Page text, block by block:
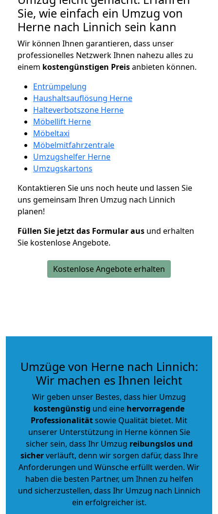
Sie, wie einfach ein Umzug von
Herne nach Linnich sein kann
Wir können Ihnen garantieren, dass unser
professionelles Netzwerk Ihnen nahezu alles zu
einem kostengünstigen Preisanbieten können.
Entrümpelung
Haushaltsauflösung Herne
Halteverbotszone Herne
Möbellift Herne
Möbeltaxi
Möbelmitfahrzentrale
Umzugshelfer Herne
Umzugskartons
Kontaktieren Sie uns noch heute und lassen Sie
uns gemeinsam Ihren Umzug nach Linnich
planen!
Füllen Sie jetzt das Formular aus und erhalten
Sie kostenlose Angebote.
Kostenlose Angebote erhalten
Umzüge von Herne nach Linnich:
Wir machen es Ihnen leicht
Wir geben unser Bestes, dass hier Umzug
kostengünstig und eine hervorragende
Professionalitätsowie Qualität bietet. Mit
unserer Unterstützung in Herne können Sie
sicher sein, dass Ihr Umzug reibungslos und
sicherverläuft, denn wir sorgen dafür, dass Ihre
Anforderungen und Wünsche erfüllt werden. Wir
haben die besten Partner, um Ihnen zu helfen
und sicherzustellen, dass Ihr Umzug nach Linnich
ein erfolgreicher ist.